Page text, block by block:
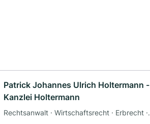
Patrick Johannes Ulrich Holtermann -
Kanzlei Holtermann
Rechtsanwalt · Wirtschaftsrecht · Erbrecht ·